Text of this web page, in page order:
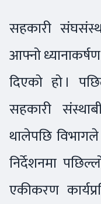
सहकारी
आफ्नो
दिएको हो ।
सहकारी
थालेपछि विभागले
निर्देशनमा
एकीकरण